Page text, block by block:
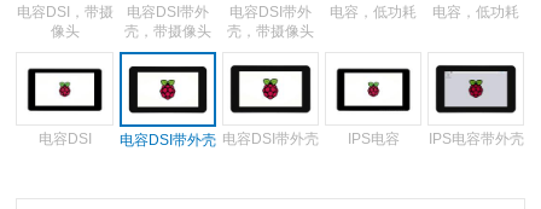
电容DSI，带摄
像头
电容DSI带外
壳，带摄像头
电容DSI带外
壳，带摄像头
电容，低功耗 电容，低功耗
电容DSI 电容DSI带外壳 电容DSI带外壳 IPS电容 IPS电容带外壳